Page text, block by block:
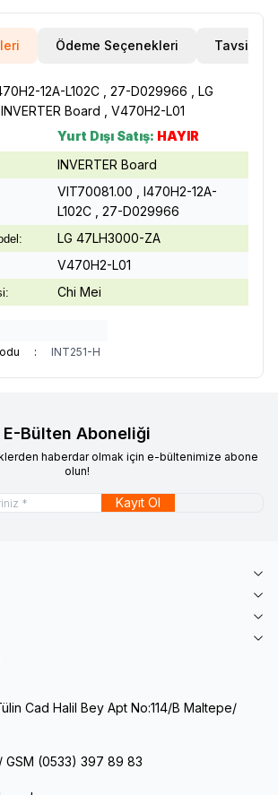
Ödeme Seçenekleri Tavsiye Et
12A-L102C , 27-D029966 , LG
Board , V470H2-L01
Yurt Dışı Satış: HAYIR
INVERTER Board
VIT70081.00 , I470H2-12A-
L102C , 27-D029966
LG 47LH3000-ZA
V470H2-L01
Chi Mei
: INT251-H
E-Bülten Aboneliği
haberdar olmak için e-bültenimize abone
olun!
Kayıt Ol
Cad Halil Bey Apt No:114/B Maltepe/
GSM (0533) 397 89 83